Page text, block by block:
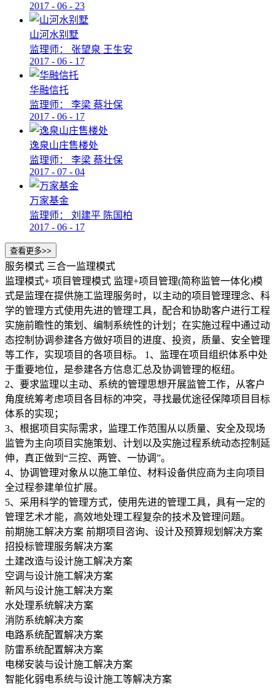
2017 - 06 - 23
山河水别墅
监理师：
张望泉 王生安
2017 - 06 - 17
华融信托
监理师：
李梁 蔡壮保
2017 - 06 - 17
逸泉山庄售楼处
监理师：
李梁 蔡壮保
2017 - 07 - 04
万家基金
监理师：
刘建平 陈国柏
2017 - 06 - 17
服务模式 三合一监理模式
监理模式+ 项目管理模式 监理+项目管理(简称监管一体化)模
式是监理在提供施工监理服务时，以主动的项目管理理念、科
学的管理方式使用先进的管理工具，配合和协助客户进行工程
实施前瞻性的策划、编制系统性的计划；在实施过程中通过动
态控制协调参建各方做好项目的进度、投资，质量、安全管理
等工作，实现项目的各项目标。
1、监理在项目组织体系中处
于重要地位，是参建各方信息汇总及协调管理的枢纽。
2、要求监理以主动、系统的管理思想开展监管工作，从客户
角度统筹考虑项目各目标的冲突，寻找最优途径保障项目目标
体系的实现；
3、根据项目实际需求，监理工作范围从以质量、安全及现场
监管为主向项目实施策划、计划以及实施过程系统动态控制延
伸，真正做到“三控、两管、一协调”。
4、协调管理对象从以施工单位、材料设备供应商为主向项目
全过程参建单位扩展。
5、采用科学的管理方式，使用先进的管理工具，具有一定的
管理艺术才能，高效地处理工程复杂的技术及管理问题。
前期施工解决方案 前期项目咨询、设计及预算规划解决方案
招投标管理服务解决方案
土建改造与设计施工解决方案
空调与设计施工解决方案
新风与设计施工解决方案
水处理系统解决方案
消防系统解决方案
电路系统配置解决方案
防雷系统配置解决方案
电梯安装与设计施工解决方案
智能化弱电系统与设计施工等解决方案